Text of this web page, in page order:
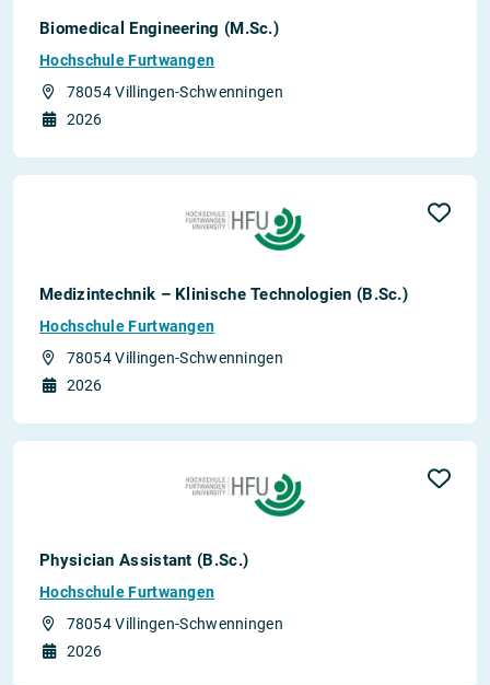
Biomedical Engineering (M.Sc.)
Hochschule Furtwangen
78054 Villingen-Schwenningen
2026
Medizintechnik – Klinische Technologien (B.Sc.)
Hochschule Furtwangen
78054 Villingen-Schwenningen
2026
Physician Assistant (B.Sc.)
Hochschule Furtwangen
78054 Villingen-Schwenningen
2026